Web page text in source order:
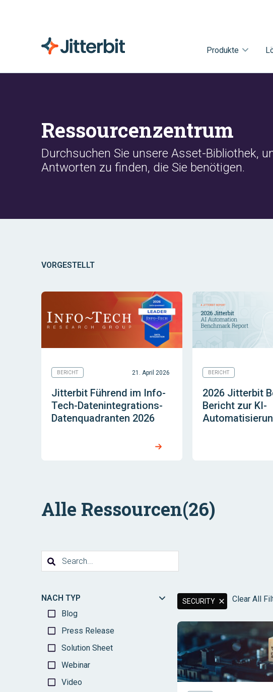
Produkte
Ressourcenzentrum
Durchsuchen Sie unsere Asset-Bibliothek,
Antworten zu finden, die Sie benötigen.
VORGESTELLT
BERICHT 21. April 2026
Jitterbit Führend im Info-
Tech-Datenintegrations-
Datenquadranten 2026
BERICHT
2026 Jitterbit
Bericht zur KI-
Alle Ressourcen(26)
NACH TYP
Blog
Press Release
Solution Sheet
Webinar
Video
SECURITY Clear All